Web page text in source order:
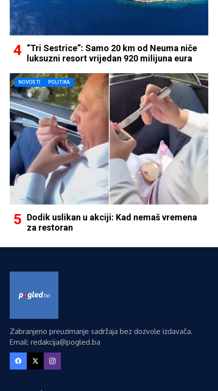
“Tri Sestrice”: Samo 20 km od Neuma niče
luksuzni resort vrijedan 920 milijuna eura
NOVOSTI POLITIKA
Dodik uslikan u akciji: Kad nemaš vremena
za restoran
Zabranjeno preuzimanje sadržaja bez dozvole izdavača.
Email: redakcija@pogled.ba